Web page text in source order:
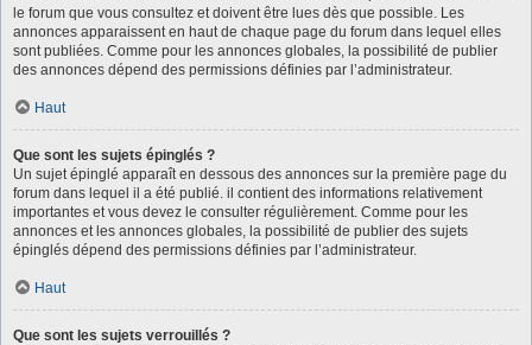
le forum que vous consultez et doivent être lues dès que possible. Les
annonces apparaissent en haut de chaque page du forum dans lequel elles
sont publiées. Comme pour les annonces globales, la possibilité de publier
des annonces dépend des permissions définies par l’administrateur.
Haut
Que sont les sujets épinglés ?
Un sujet épinglé apparaît en dessous des annonces sur la première page du
forum dans lequel il a été publié. il contient des informations relativement
importantes et vous devez le consulter régulièrement. Comme pour les
annonces et les annonces globales, la possibilité de publier des sujets
épinglés dépend des permissions définies par l’administrateur.
Haut
Que sont les sujets verrouillés ?